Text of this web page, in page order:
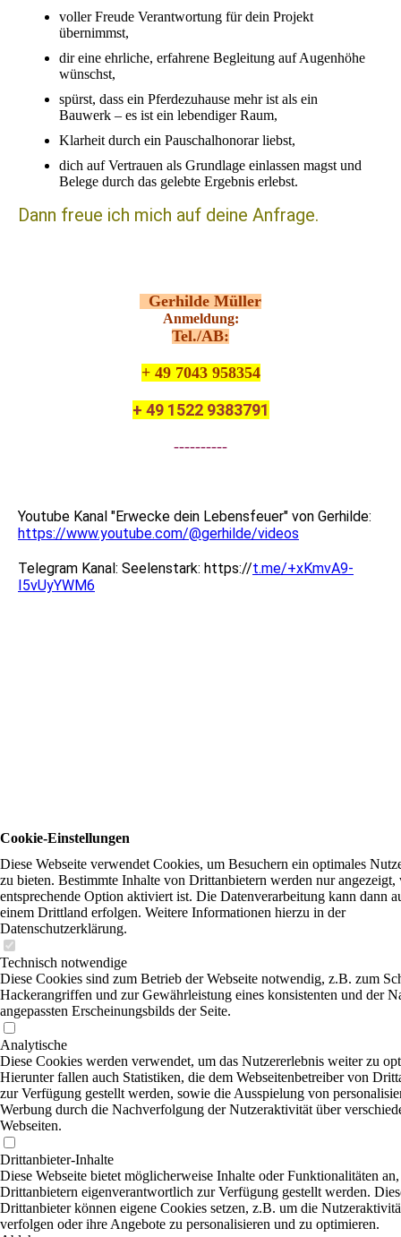
voller Freude Verantwortung für dein Projekt
übernimmst,
dir eine ehrliche, erfahrene Begleitung auf Augenhöhe
wünschst,
spürst, dass ein Pferdezuhause mehr ist als ein
Bauwerk – es ist ein lebendiger Raum,
Klarheit durch ein Pauschalhonorar liebst,
dich auf Vertrauen als Grundlage einlassen magst und
Belege durch das gelebte Ergebnis erlebst.
Dann freue ich mich auf deine Anfrage.
Gerhilde Müller
Anmeldung:
Tel./AB:
+ 49 7043 958354
+ 49 1522 9383791
----------
Youtube Kanal "Erwecke dein Lebensfeuer" von Gerhilde:
https://www.youtube.com/@gerhilde/videos
Telegram Kanal: Seelenstark: https://t.me/+xKmvA9-
I5vUyYWM6
Cookie-Einstellungen
Diese Webseite verwendet Cookies, um Besuchern ein optimales
zu bieten. Bestimmte Inhalte von Drittanbietern werden nur angezeigt,
entsprechende Option aktiviert ist. Die Datenverarbeitung kann dann
einem Drittland erfolgen. Weitere Informationen hierzu in der
Datenschutzerklärung.
Technisch notwendige
Diese Cookies sind zum Betrieb der Webseite notwendig, z.B. zum
Hackerangriffen und zur Gewährleistung eines konsistenten und der
angepassten Erscheinungsbilds der Seite.
Analytische
Diese Cookies werden verwendet, um das Nutzererlebnis weiter zu
Hierunter fallen auch Statistiken, die dem Webseitenbetreiber von
zur Verfügung gestellt werden, sowie die Ausspielung von
Werbung durch die Nachverfolgung der Nutzeraktivität über
Webseiten.
Drittanbieter-Inhalte
Diese Webseite bietet möglicherweise Inhalte oder Funktionalitäten
Drittanbietern eigenverantwortlich zur Verfügung gestellt werden.
Drittanbieter können eigene Cookies setzen, z.B. um die
verfolgen oder ihre Angebote zu personalisieren und zu optimieren.